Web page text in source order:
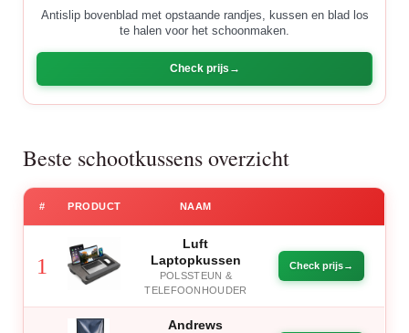
Antislip bovenblad met opstaande randjes, kussen en blad los
te halen voor het schoonmaken.
Check prijs
Beste schootkussens overzicht
# PRODUCT NAAM
1
Luft
Laptopkussen
POLSSTEUN &
TELEFOONHOUDER
Check prijs
Andrews